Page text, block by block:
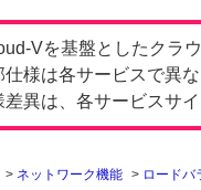
Vを基盤としたクラ
様は各サービスで異な
異は、各サービスサ
> ネットワーク機能 > ロードバ